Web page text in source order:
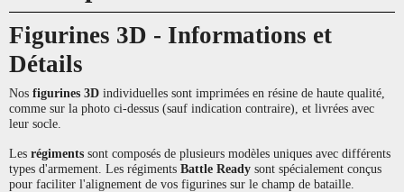
Figurines 3D - Informations et
Détails
Nos figurines 3D individuelles sont imprimées en résine de haute qualité,
comme sur la photo ci-dessus (sauf indication contraire), et livrées avec
leur socle.
Les régiments sont composés de plusieurs modèles uniques avec différents
types d'armement. Les régiments Battle Ready sont spécialement conçus
pour faciliter l'alignement de vos figurines sur le champ de bataille.